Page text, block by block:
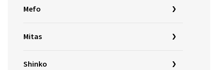
Mefo
Mitas
Shinko